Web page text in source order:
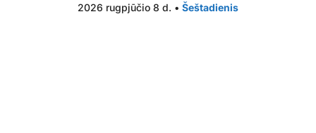
2026 rugpjūčio 8 d. • Šeštadienis